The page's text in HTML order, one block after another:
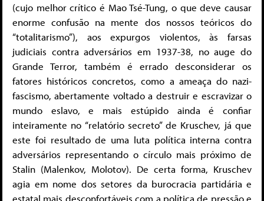
(cujo melhor crítico é Mao Tsé-Tung, o que deve causar
enorme confusão na mente dos nossos teóricos do
“totalitarismo”), aos expurgos violentos, às farsas
judiciais contra adversários em 1937-38, no auge do
Grande Terror, também é errado desconsiderar os
fatores históricos concretos, como a ameaça do nazi-
fascismo, abertamente voltado a destruir e escravizar o
mundo eslavo, e mais estúpido ainda é confiar
inteiramente no “relatório secreto” de Kruschev, já que
este foi resultado de uma luta política interna contra
adversários representando o círculo mais próximo de
Stalin (Malenkov, Molotov). De certa forma, Kruschev
agia em nome dos setores da burocracia partidária e
estatal mais desconfortáveis com a política de pressão e